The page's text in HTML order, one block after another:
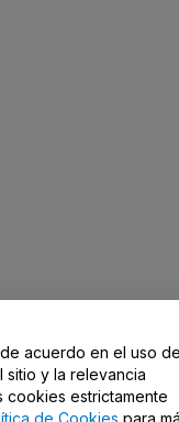
de acuerdo en el uso
y la relevancia
cookies estrictamente
de Cookies para